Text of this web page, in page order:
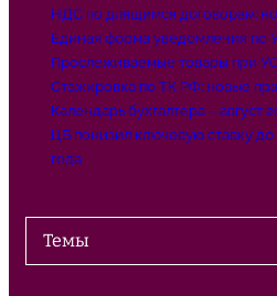
НДС по длящимся договорам:
Единая форма уведомления по
Прослеживаемые товары при
Стажировка по ТК РФ: новые
Календарь бухгалтера – август
ЦБ понизил ключевую ставку до
года
Темы